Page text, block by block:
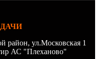
район, ул.Московская 1
АС "Плеханово"